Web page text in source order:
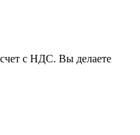
с НДС. Вы делаете